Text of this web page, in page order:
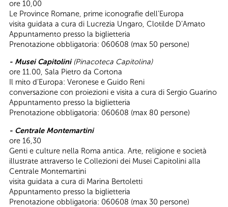
ore 10,00
Le Province Romane, prime iconografie dell’Europa
visita guidata a cura di Lucrezia Ungaro, Clotilde D’Amato
Appuntamento presso la biglietteria
Prenotazione obbligatoria: 060608 (max 50 persone)
- Musei Capitolini (Pinacoteca Capitolina)
ore 11.00, Sala Pietro da Cortona
Il mito d’Europa: Veronese e Guido Reni
conversazione con proiezioni e visita a cura di Sergio Guarino
Appuntamento presso la biglietteria
Prenotazione obbligatoria: 060608 (max 80 persone)
- Centrale Montemartini
ore 16,30
Genti e culture nella Roma antica. Arte, religione e società
illustrate attraverso le Collezioni dei Musei Capitolini alla
Centrale Montemartini
visita guidata a cura di Marina Bertoletti
Appuntamento presso la biglietteria
Prenotazione obbligatoria: 060608 (max 30 persone)